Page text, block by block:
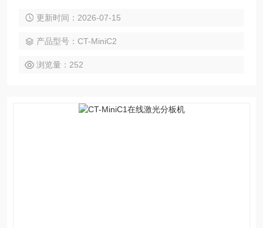
快、质量好、精度高等优点，性能远高于市面同类产品。
更新时间：2026-07-15
产品型号：CT-MiniC2
浏览量：252